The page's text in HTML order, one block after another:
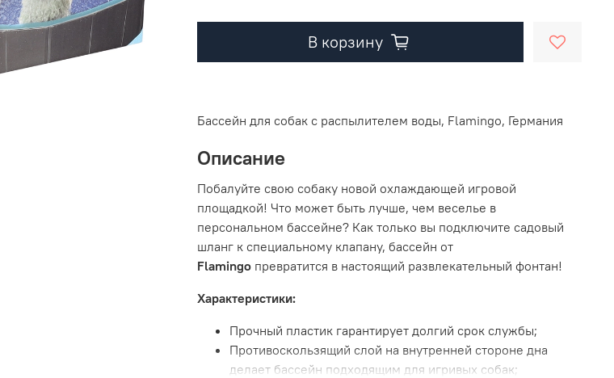
В корзину
Бассейн для собак с распылителем воды, Flamingo, Германия
Описание
Побалуйте свою собаку новой охлаждающей игровой
площадкой! Что может быть лучше, чем веселье в
персональном бассейне? Как только вы подключите садовый
шланг к специальному клапану, бассейн от
Flamingo превратится в настоящий развлекательный фонтан!
Характеристики:
Прочный пластик гарантирует долгий срок службы;
Противоскользящий слой на внутренней стороне дна
делает бассейн подходящим для игривых собак;